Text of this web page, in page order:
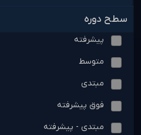
سطح دوره
پیشرفته
متوسط
مبتدی
فوق پیشرفته
مبتدی - پیشرفته